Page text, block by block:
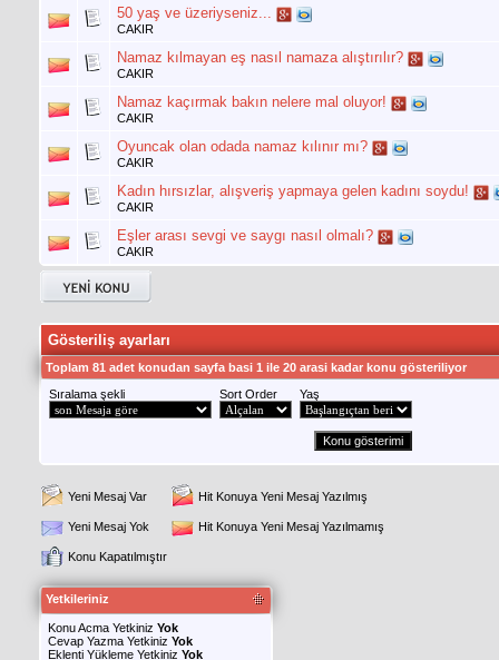
50 yaş ve üzeriyseniz...
CAKIR
Namaz kılmayan eş nasıl namaza alıştırılır?
CAKIR
Namaz kaçırmak bakın nelere mal oluyor!
CAKIR
Oyuncak olan odada namaz kılınır mı?
CAKIR
Kadın hırsızlar, alışveriş yapmaya gelen kadını soydu!
CAKIR
Eşler arası sevgi ve saygı nasıl olmalı?
CAKIR
Gösteriliş ayarları
Toplam 81 adet konudan sayfa basi 1 ile 20 arasi kadar konu gösteriliyor
Sıralama şekli
Sort Order Yaş
Yeni Mesaj Var Hit Konuya Yeni Mesaj Yazılmış
Yeni Mesaj Yok Hit Konuya Yeni Mesaj Yazılmamış
Konu Kapatılmıştır
Yetkileriniz
Konu Acma Yetkiniz Yok
Cevap Yazma Yetkiniz Yok
Eklenti Yükleme Yetkiniz Yok